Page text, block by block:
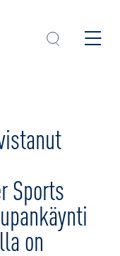
Sports
on